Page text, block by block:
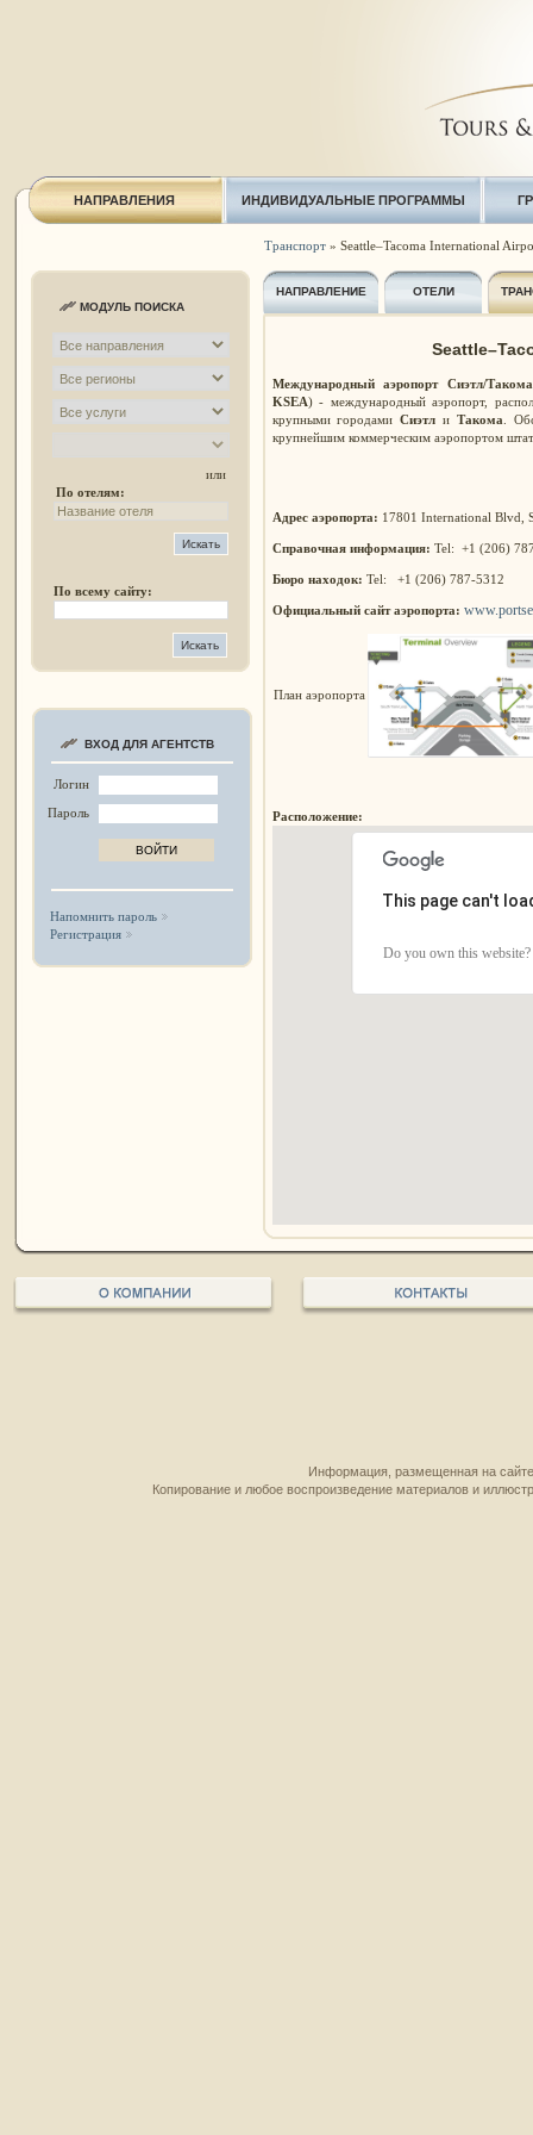
НАПРАВЛЕНИЯ ИНДИВИДУАЛЬНЫЕ ПРОГРАММЫ
МОДУЛЬ ПОИСКА
или
По отелям:
По всему сайту:
ВХОД ДЛЯ АГЕНТСТВ
Логин
Пароль
Напомнить пароль
Регистрация
Транспорт» Seattle–Tacoma International
НАПРАВЛЕНИЕ ОТЕЛИ
Международный аэропорт Сиэтл/Такома
KSEA) - международный аэропорт,
крупными городамиСиэтл и Такома .
крупнейшим коммерческим аэропортом
Адрес аэропорта: 17801 International Blvd,
Справочная информация: Tel: +1 (206)
Бюро находок: Tel: +1 (206) 787-5312
Официальный сайт аэропорта:
План аэропорта
Расположение:
This page can't
Do you own this website?
Информация, размещенная на
Копирование и любое воспроизведение материалов и